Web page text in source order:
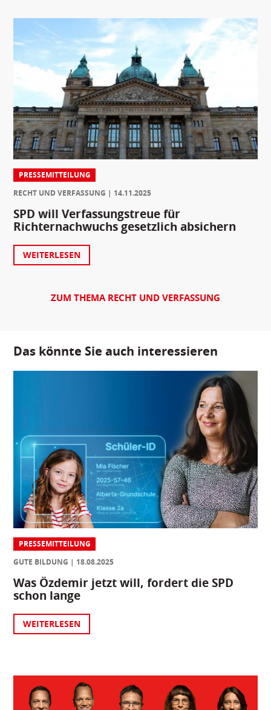
PRESSEMITTEILUNG
RECHT UND VERFASSUNG
14.11.2025
SPD will Verfassungstreue für
Richternachwuchs gesetzlich absichern
WEITERLESEN
ZUM THEMA RECHT UND VERFASSUNG
Das könnte Sie auch interessieren
PRESSEMITTEILUNG
GUTE BILDUNG
18.08.2025
Was Özdemir jetzt will, fordert die SPD
schon lange
WEITERLESEN